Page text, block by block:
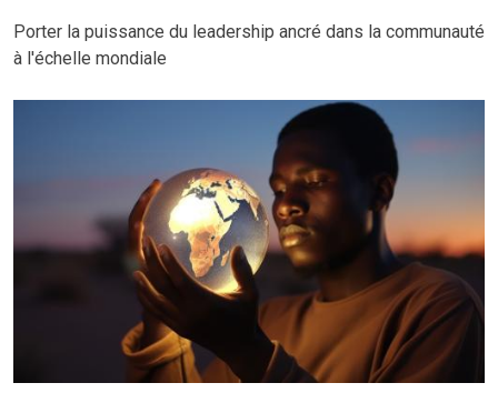
Porter la puissance du leadership ancré dans la communauté
à l'échelle mondiale